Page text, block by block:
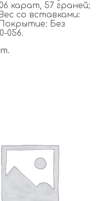
карат, 57 граней;
со вставками:
Без
056.